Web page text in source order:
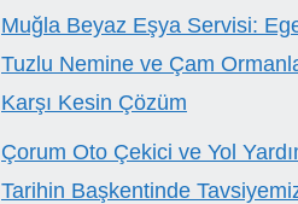
Muğla Beyaz Eşya Servisi:
Tuzlu Nemine ve Çam
Karşı Kesin Çözüm
Çorum Oto Çekici ve Yol
Tarihin Başkentinde